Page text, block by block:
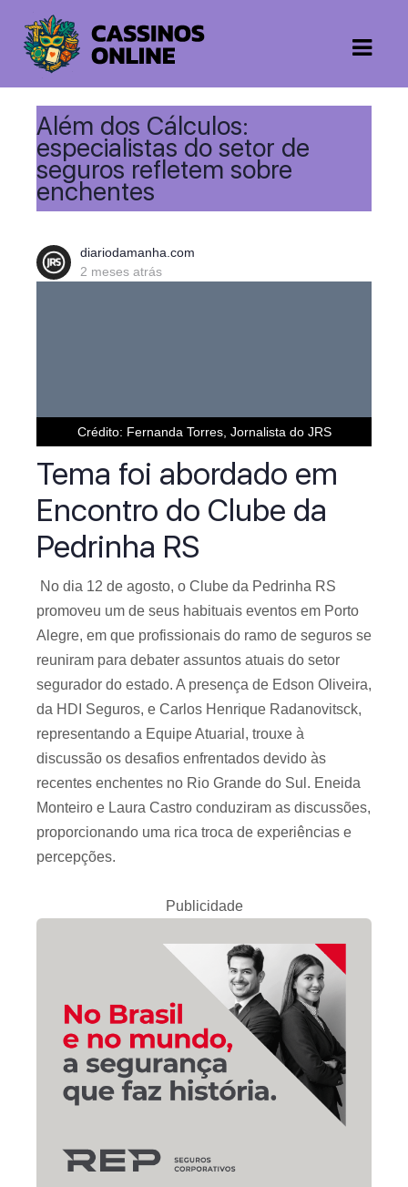
Além dos Cálculos:
especialistas do setor de
seguros refletem sobre
enchentes
diariodamanha.com
2 meses atrás
Crédito: Fernanda Torres, Jornalista do JRS
Tema foi abordado em
Encontro do Clube da
Pedrinha RS
No dia 12 de agosto, o Clube da Pedrinha RS
promoveu um de seus habituais eventos em Porto
Alegre, em que profissionais do ramo de seguros se
reuniram para debater assuntos atuais do setor
segurador do estado. A presença de Edson Oliveira,
da HDI Seguros, e Carlos Henrique Radanovitsck,
representando a Equipe Atuarial, trouxe à
discussão os desafios enfrentados devido às
recentes enchentes no Rio Grande do Sul. Eneida
Monteiro e Laura Castro conduziram as discussões,
proporcionando uma rica troca de experiências e
percepções.
Publicidade